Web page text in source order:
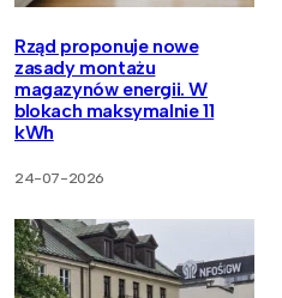
Rząd proponuje nowe
zasady montażu
magazynów energii. W
blokach maksymalnie 11
kWh
24-07-2026